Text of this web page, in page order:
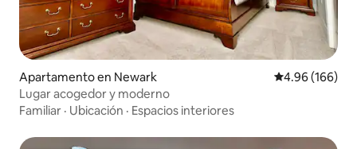
Apartamento en Newark Calificación
4.96 (166)
Lugar acogedor y moderno
Familiar · Ubicación · Espacios interiores